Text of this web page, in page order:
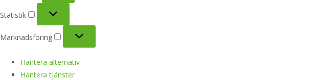
Statistik
Statistik
Marknadsföring
Marknadsföring
Hantera alternativ
Hantera tjänster